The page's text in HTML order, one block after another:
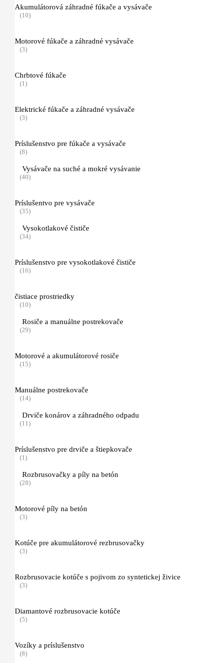
(10)
Čistiace zametacie stroje
(4)
Mazivá
(14)
Kanistre a príslušenstvo
(16)
(41)
Náradie pre starostlivosť o porasty
(16)
Náradie pre prácu v lese a ťažbu dreva
(25)
(89)
Topánky pre prácu s motorovou pílou a iné
(7)
Odev pre prácu v lese (bundy a nohavice)
(11)
FUNCTION
(1)
Dynamic VENT
(2)
ADVANCE
(3)
Akumulátorová záhradné fúkače a vysávače
(10)
Motorové fúkače a záhradné vysávače
(3)
Chrbtové fúkače
(1)
Elektrické fúkače a záhradné vysávače
(3)
Príslušenstvo pre fúkače a vysávače
(8)
Vysávače na suché a mokré vysávanie
(40)
Príslušentvo pre vysávače
(35)
Vysokotlakové čističe
(34)
Príslušenstvo pre vysokotlakové čističe
(16)
čistiace prostriedky
(10)
Rosiče a manuálne postrekovače
(29)
Motorové a akumulátorové rosiče
(15)
Manuálne postrekovače
(14)
Drviče konárov a záhradného odpadu
(11)
Príslušenstvo pre drviče a štiepkovače
(1)
Rozbrusovačky a píly na betón
(28)
Motorové píly na betón
(3)
Kotúče pre akumulátorové rezbrusovačky
(3)
Rozbrusovacie kotúče s pojivom zo syntetickej živice
(3)
Diamantové rozbrusovacie kotúče
(5)
Vozíky a príslušenstvo
(8)